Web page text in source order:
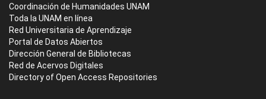
Coordinación de Humanidades UNAM
Toda la UNAM en línea
Red Universitaria de Aprendizaje
Portal de Datos Abiertos
Dirección General de Bibliotecas
Red de Acervos Digitales
Directory of Open Access Repositories